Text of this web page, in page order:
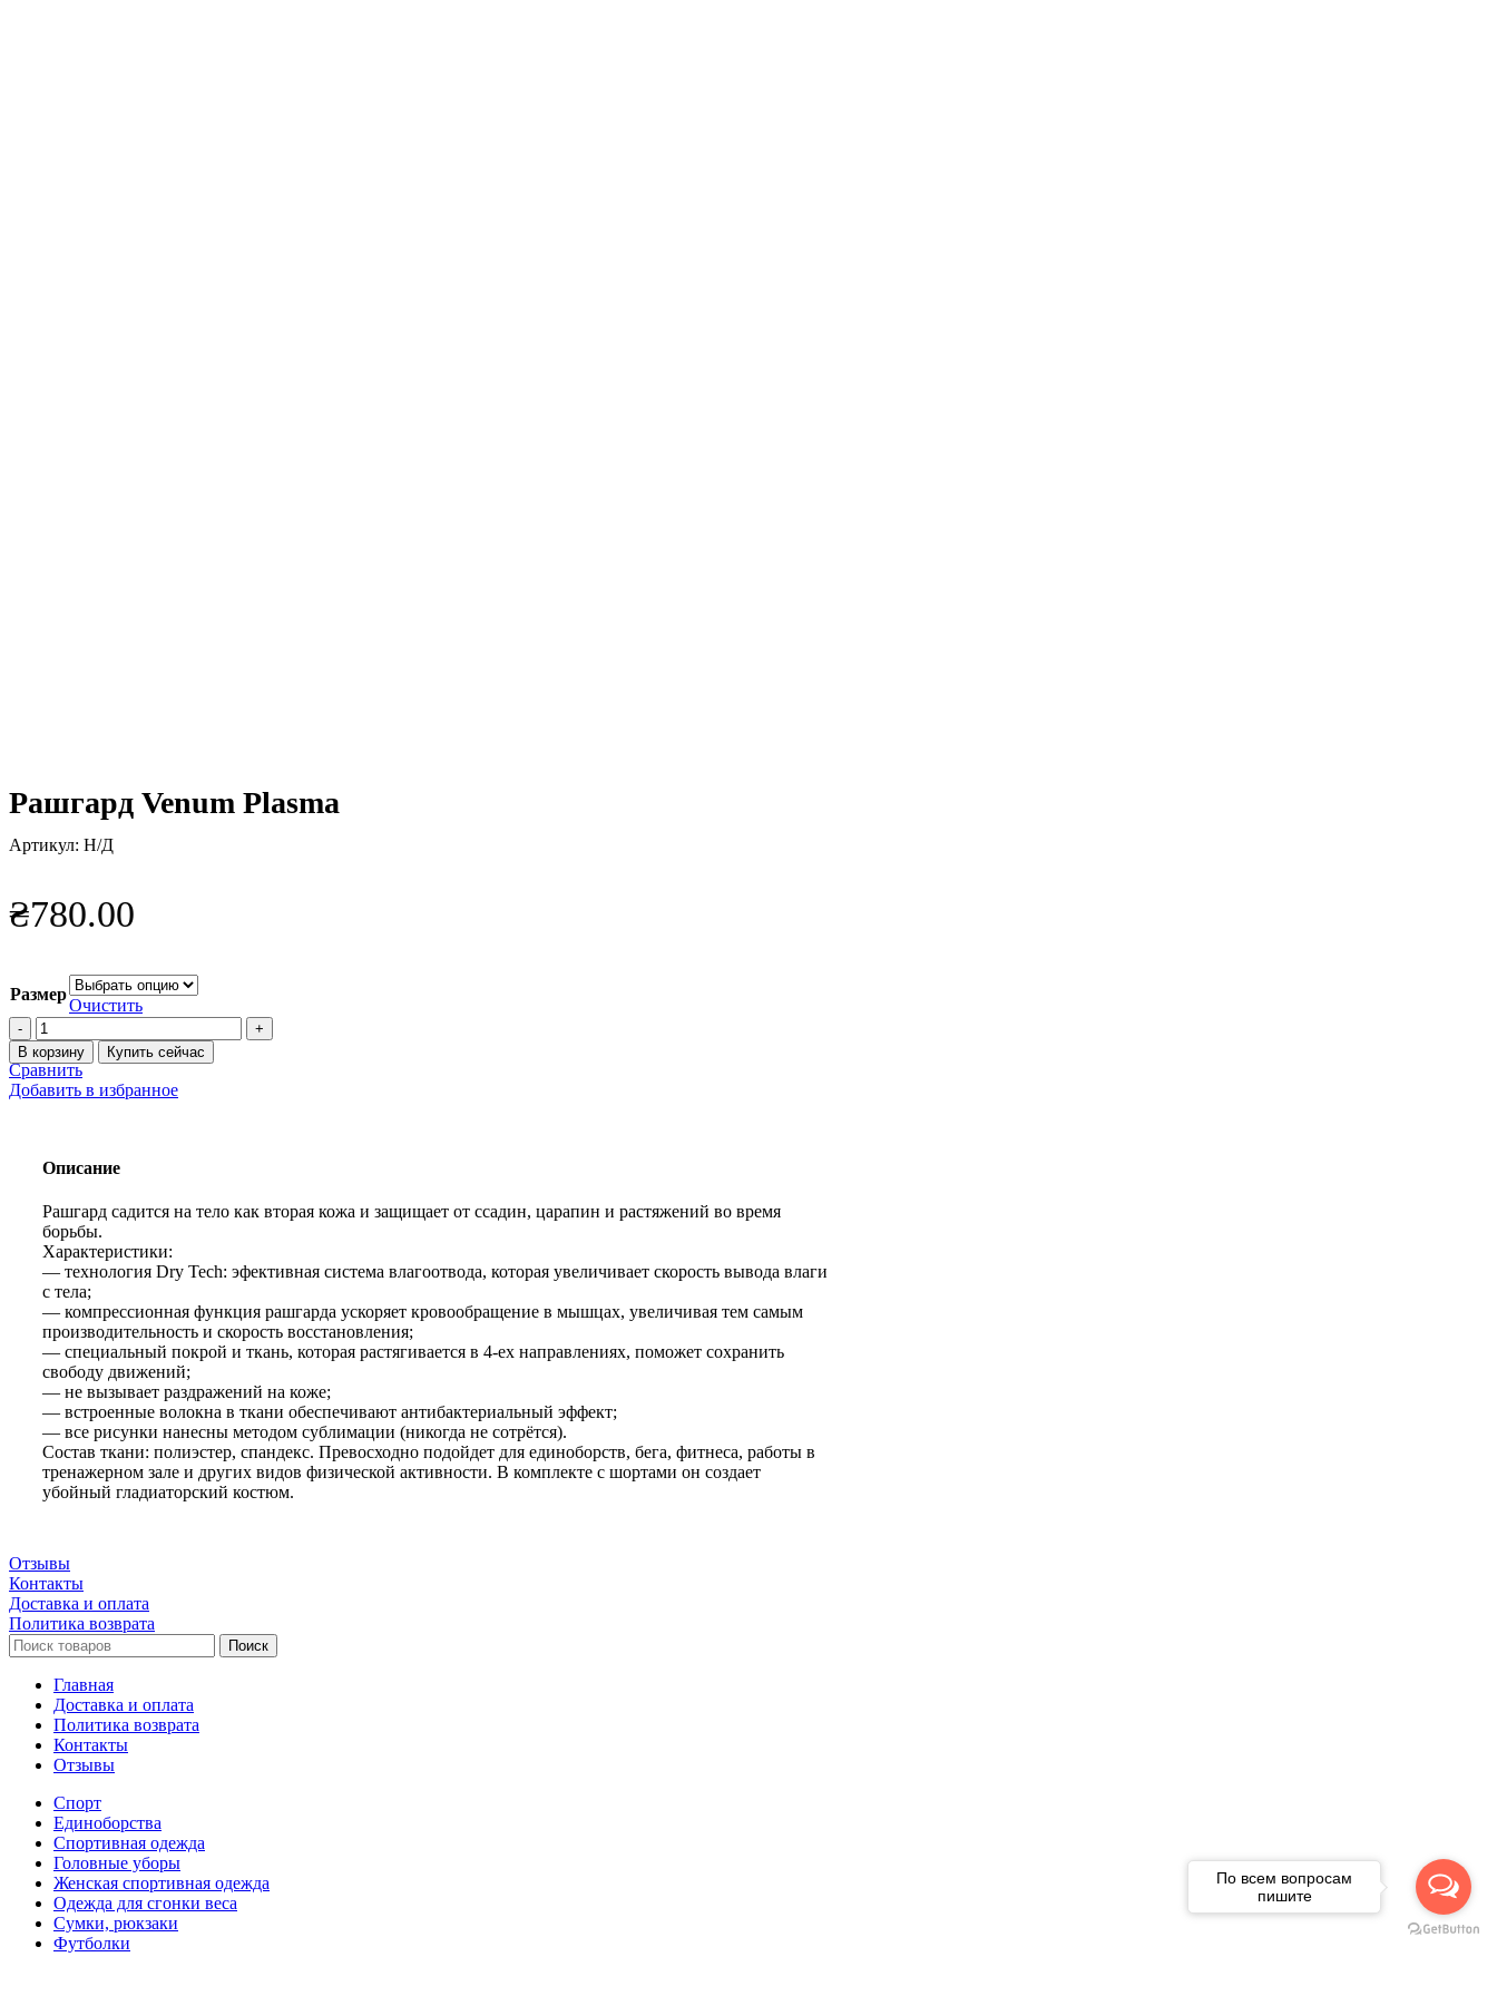
Рашгард Venum Plasma
Артикул: Н/Д
₴780.00
Размер
Очистить
Количество
товара
Рашгард
Venum
В корзину Купить сейчас
Сравнить
Добавить в избранное
Описание
Рашгард садится на тело как вторая кожа и защищает от ссадин, царапин и растяжений во время
борьбы.
Характеристики:
— технология Dry Tech: эфективная система влагоотвода, которая увеличивает скорость вывода влаги
с тела;
— компрессионная функция рашгарда ускоряет кровообращение в мышцах, увеличивая тем самым
производительность и скорость восстановления;
— специальный покрой и ткань, которая растягивается в 4-ех направлениях, поможет сохранить
свободу движений;
— не вызывает раздражений на коже;
— встроенные волокна в ткани обеспечивают антибактериальный эффект;
— все рисунки нанесны методом сублимации (никогда не сотрётся).
Состав ткани: полиэстер, спандекс. Превосходно подойдет для единоборств, бега, фитнеса, работы в
тренажерном зале и других видов физической активности. В комплекте с шортами он создает
убойный гладиаторский костюм.
Отзывы
Контакты
Доставка и оплата
Политика возврата
Поиск
Главная
Доставка и оплата
Политика возврата
Контакты
Отзывы
Спорт
Единоборства
Cпортивная одежда
Головные уборы
Женская спортивная одежда
Одежда для сгонки веса
Сумки, рюкзаки
Футболки
По всем вопросам
пишите